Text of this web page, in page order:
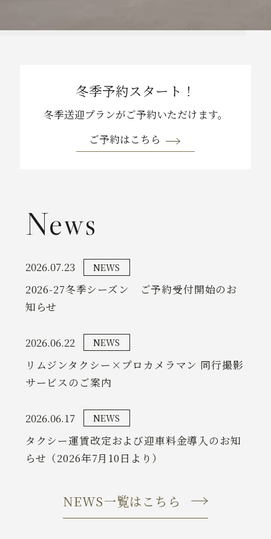
冬季予約スタート！
冬季送迎プランがご予約いただけます。
ご予約はこちら
News
2026.07.23 NEWS
2026-27冬季シーズン ご予約受付開始のお
知らせ
2026.06.22 NEWS
リムジンタクシー×プロカメラマン 同行撮影
サービスのご案内
2026.06.17 NEWS
タクシー運賃改定および迎車料金導入のお知
らせ（2026年7月10日より）
NEWS一覧はこちら